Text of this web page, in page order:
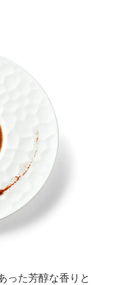
った芳醇な香りと